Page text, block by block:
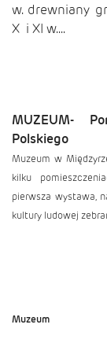
w. drewniany
X i XI w....
MUZEUM-
Polskiego
Muzeum w
kilku
pierwsza wystawa,
kultury ludowej
Muzeum